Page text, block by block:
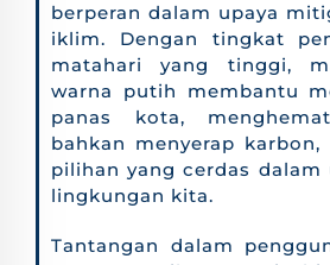
berperan dalam upaya
iklim. Dengan tingkat
matahari yang tinggi,
warna putih membantu
panas kota,
bahkan menyerap karbon,
pilihan yang cerdas dalam
lingkungan kita.
Tantangan dalam